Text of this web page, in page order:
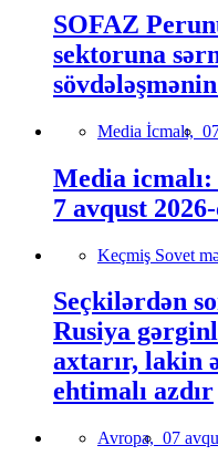
SOFAZ
sektoruna
Media İcmalı,
Media icmalı:
7 avqust
Keçmiş Sovet
Seçkilərdən
Rusiya
axtarır, lakin
ehtimalı azdır
Avropa, 07